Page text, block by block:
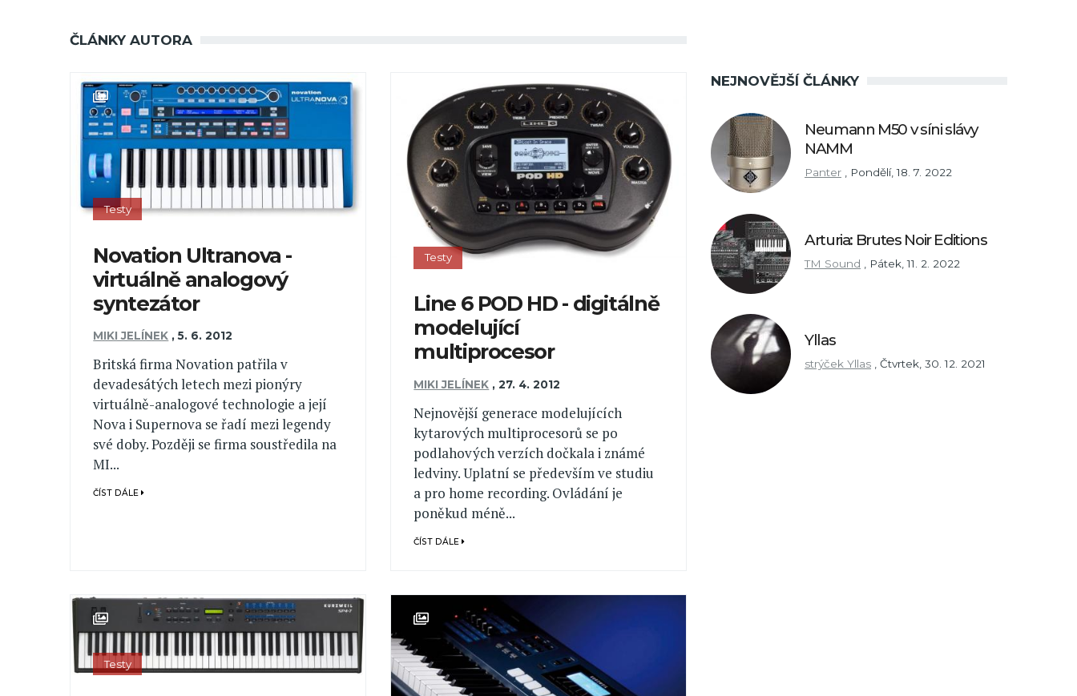
ČLÁNKY AUTORA
Testy
Novation Ultranova -
virtuálně analogový
syntezátor
MIKI JELÍNEK ,5. 6. 2012
Britská firma Novation patřila v
devadesátých letech mezi pionýry
virtuálně-analogové technologie a její
Nova i Supernova se řadí mezi legendy
své doby. Později se firma soustředila na
MI...
ČÍST DÁLE
Testy
Line 6 POD HD - digitálně
modelující
multiprocesor
MIKI JELÍNEK ,27. 4. 2012
Nejnovější generace modelujících
kytarových multiprocesorů se po
podlahových verzích dočkala i známé
ledviny. Uplatní se především ve studiu
a pro home recording. Ovládání je
poněkud méně...
ČÍST DÁLE
Testy
NEJNOVĚJŠÍ ČLÁNKY
Neumann M50 v síni slávy
NAMM
Panter , Pondělí, 18. 7. 2022
Arturia: Brutes Noir Editions
TM Sound Pátek, 11. 2. 2022
Yllas
strýček Yllas , Čtvrtek, 30. 12. 2021